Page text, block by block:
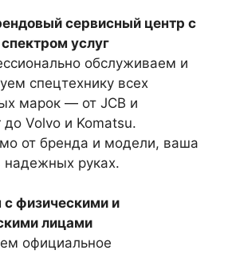
сервисный центр с
услуг
обслуживаем и
спецтехнику всех
марок — от JCB и
до Volvo и Komatsu.
от бренда и модели, ваша
надежных руках.
с физическими и
лицами
официальное